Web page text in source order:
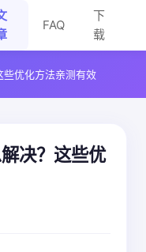
FAQ
下
载
些优化方法亲测有效
决？这些优